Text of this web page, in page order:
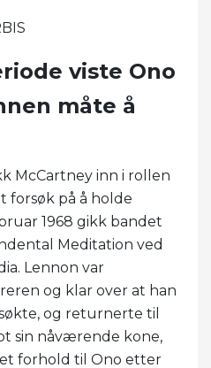
viste Ono
måte å
McCartney inn i rollen
forsøk på å holde
1968 gikk bandet
Meditation ved
Lennon var
og klar over at han
og returnerte til
sin nåværende kone,
forhold til Ono etter